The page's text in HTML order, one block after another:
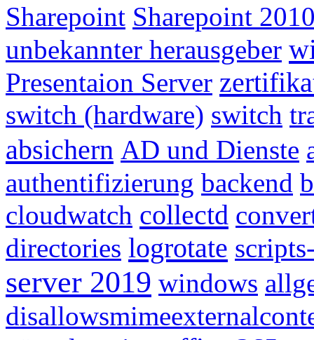
Sharepoint Sharepoint
unbekannter herausgeber
Presentaion Server
switch (hardware) switch
absichern AD und Dienste
authentifizierung backend
cloudwatch collectd
directories logrotate
server 2019 windows